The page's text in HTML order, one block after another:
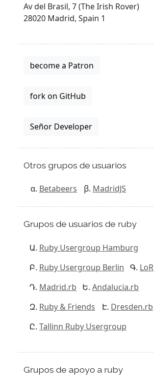
Av del Brasil, 7 (The Irish Rover)
28020 Madrid, Spain 1
become a Patron
fork on GitHub
Señor Developer
Otros grupos de usuarios
Betabeers MadridJS
Grupos de usuarios de ruby
Ruby Usergroup Hamburg
Ruby Usergroup Berlin
LoR
Madrid.rb
Andalucia.rb
Ruby & Friends
Dresden.rb
Tallinn Ruby Usergroup
Grupos de apoyo a ruby